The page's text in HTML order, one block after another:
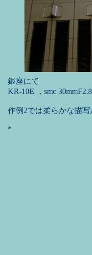
銀座にて
KR-10E ，smc
作例2では柔らかな描
*